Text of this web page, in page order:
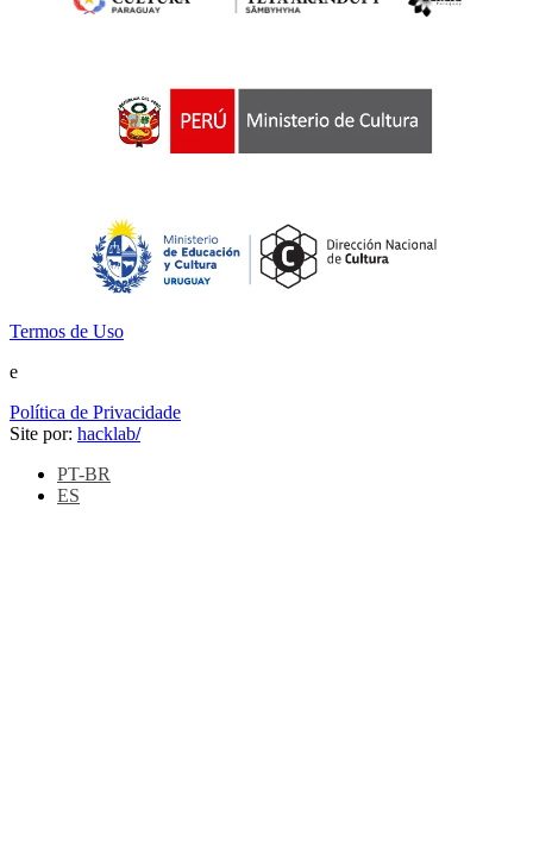
Termos de Uso
e
Política de Privacidade
Site por: hacklab/
PT-BR
ES